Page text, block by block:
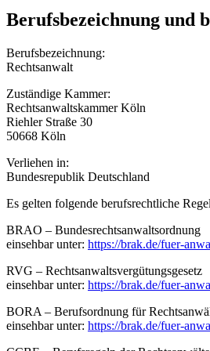
Berufsbezeichnung und
Berufsbezeichnung:
Rechtsanwalt
Zuständige Kammer:
Rechtsanwaltskammer Köln
Riehler Straße 30
50668 Köln
Verliehen in:
Bundesrepublik Deutschland
Es gelten folgende berufsrechtliche
BRAO – Bundesrechtsanwaltsordnung
einsehbar unter: https://brak.de/fuer-
RVG – Rechtsanwaltsvergütungsgesetz
einsehbar unter: https://brak.de/fuer-
BORA – Berufsordnung für
einsehbar unter: https://brak.de/fuer-